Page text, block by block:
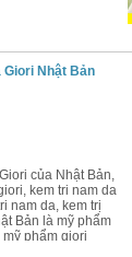
Giori Nhật Bản
của Nhật Bản,
kem tri nam da
nam da, kem trị
Bản là mỹ phẩm
phẩm giori